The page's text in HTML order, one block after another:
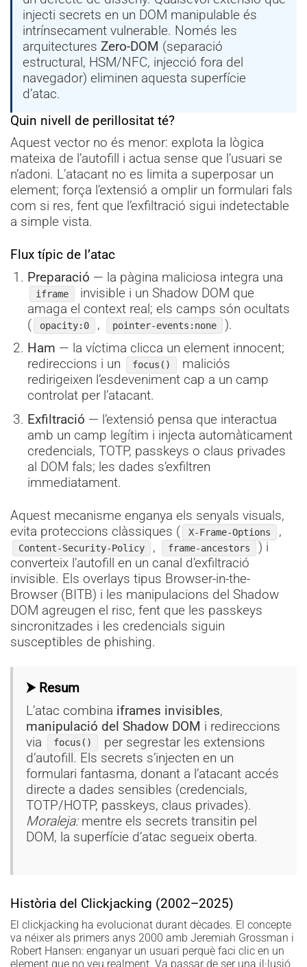
injecti secrets en un DOM manipulable és
intrínsecament vulnerable. Només les
arquitecturesZero-DOM (separació
estructural, HSM/NFC, injecció fora del
navegador) eliminen aquesta superfície
d’atac.
Quin nivell de perillositat té?
Aquest vector no és menor: explota la lògica
mateixa de l’autofill i actua sense que l’usuari se
n’adoni. L’atacant no es limita a superposar un
element; força l’extensió a omplir un formulari fals
com si res, fent que l’exfiltració sigui indetectable
a simple vista.
Flux típic de l’atac
Preparació — la pàgina maliciosa integra una
iframe
invisible i un Shadow DOM que
amaga el context real; els camps són ocultats
(
opacity:0 , pointer-events:none
).
Ham — la víctima clicca un element innocent;
redireccions i un
focus()
maliciós
redirigeixen l’esdeveniment cap a un camp
controlat per l’atacant.
Exfiltració — l’extensió pensa que interactua
amb un camp legítim i injecta automàticament
credencials, TOTP, passkeys o claus privades
al DOM fals; les dades s’exfiltren
immediatament.
Aquest mecanisme enganya els senyals visuals,
evita proteccions clàssiques (
X-Frame-Options ,
Content-Security-Policy , frame-ancestors
) i
converteix l’autofill en un canal d’exfiltració
invisible. Els overlays tipus Browser-in-the-
Browser (BITB) i les manipulacions del Shadow
DOM agreugen el risc, fent que les passkeys
sincronitzades i les credencials siguin
susceptibles de phishing.
⮞ Resum
L’atac combina iframes invisibles,
manipulació del Shadow DOM i redireccions
via
focus()
per segrestar les extensions
d’autofill. Els secrets s’injecten en un
formulari fantasma, donant a l’atacant accés
directe a dades sensibles (credencials,
TOTP/HOTP, passkeys, claus privades).
Moraleja:mentre els secrets transitin pel
DOM, la superfície d’atac segueix oberta.
Història del Clickjacking (2002–2025)
El clickjacking ha evolucionat durant dècades. El concepte
va néixer als primers anys 2000 amb Jeremiah Grossman i
Robert Hansen: enganyar un usuari perquè faci clic en un
element que no veu realment. Va passar de ser una il·lusió